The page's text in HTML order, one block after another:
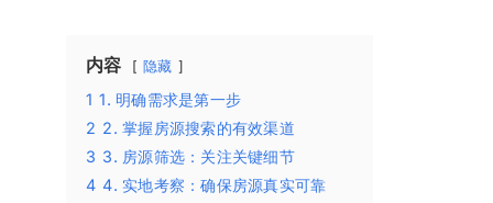
内容 隐藏
1 1. 明确需求是第一步
2 2. 掌握房源搜索的有效渠道
3 3. 房源筛选：关注关键细节
4 4. 实地考察：确保房源真实可靠